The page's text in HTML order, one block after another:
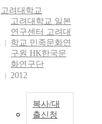
고려대학교
고려대학교 일본
연구센터 고려대
학교 민족문화연
구원 HK한국문
화연구단
2012
복사/대
출신청